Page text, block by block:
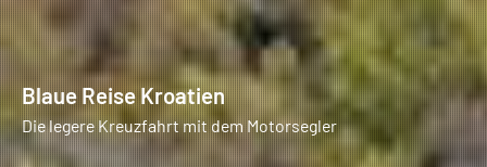
Blaue Reise Kroatien
Die legere Kreuzfahrt mit dem Motorsegler